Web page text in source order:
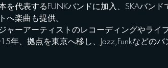
を代表するFUNKバンドに加入、SKAバン
へ楽曲も提供。
ャーアーティストのレコーディングやライ
年、拠点を東京へ移し、Jazz,Funkなどのバ